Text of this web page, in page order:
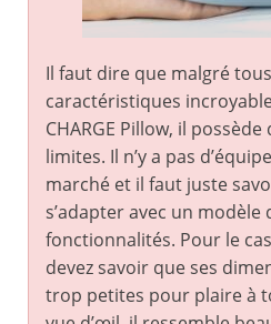
Il faut dire que malgré
caractéristiques
CHARGE Pillow, il
limites. Il n’y a pas
marché et il faut juste
s’adapter avec un modèle
fonctionnalités. Pour le
devez savoir que ses
trop petites pour plaire à